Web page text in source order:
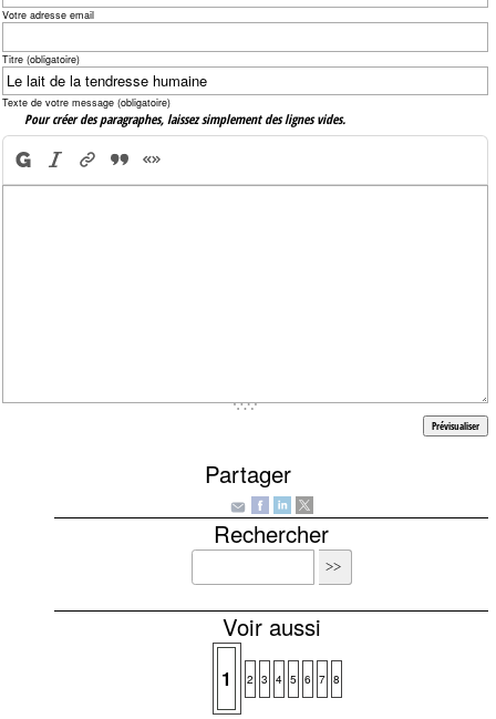
Votre adresse email
Titre (obligatoire)
Texte de votre message (obligatoire)
Pour créer des paragraphes, laissez simplement des lignes vides.
Partager
Rechercher
Voir aussi
1 2 3 4 5 6 7 8